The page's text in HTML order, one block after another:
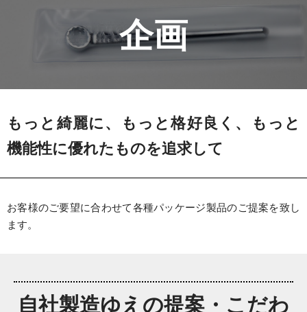
企画
もっと綺麗に、もっと格好良く、もっと
機能性に優れたものを追求して
お客様のご要望に合わせて各種パッケージ製品のご提案を致し
ます。
自社製造ゆえの提案・こだわ